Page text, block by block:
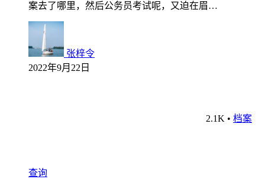
案去了哪里，然后公务员考试呢，又迫在眉…
张梓令
2022年9月22日
2.1K • 档案
查询